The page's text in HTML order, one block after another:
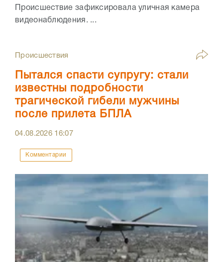
Происшествие зафиксировала уличная камера
видеонаблюдения. ...
Происшествия
Пытался спасти супругу: стали
известны подробности
трагической гибели мужчины
после прилета БПЛА
04.08.2026 16:07
Комментарии